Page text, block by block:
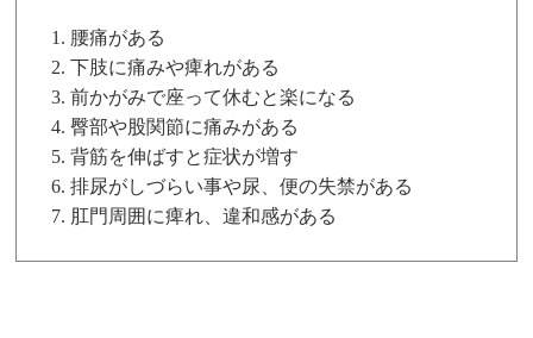
腰痛がある
下肢に痛みや痺れがある
前かがみで座って休むと楽になる
臀部や股関節に痛みがある
背筋を伸ばすと症状が増す
排尿がしづらい事や尿、便の失禁がある
肛門周囲に痺れ、違和感がある